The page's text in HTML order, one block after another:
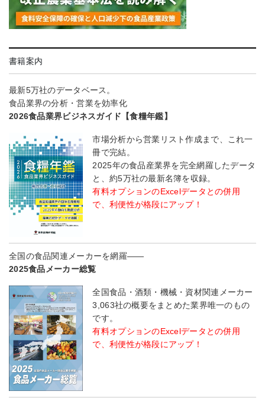
書籍案内
最新5万社のデータベース。
食品業界の分析・営業を効率化
2026食品業界ビジネスガイド【食糧年鑑】
市場分析から営業リスト作成まで、これ一
冊で完結。
2025年の食品産業界を完全網羅したデータ
と、約5万社の最新名簿を収録。
有料オプションのExcelデータとの併用
で、利便性が格段にアップ！
全国の食品関連メーカーを網羅――
2025食品メーカー総覧
全国食品・酒類・機械・資材関連メーカー
3,063社の概要をまとめた業界唯一のもの
です。
有料オプションのExcelデータとの併用
で、利便性が格段にアップ！